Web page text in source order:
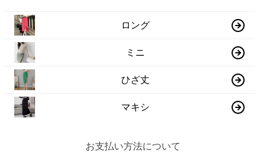
ロング
ミニ
ひざ丈
マキシ
お支払い方法について